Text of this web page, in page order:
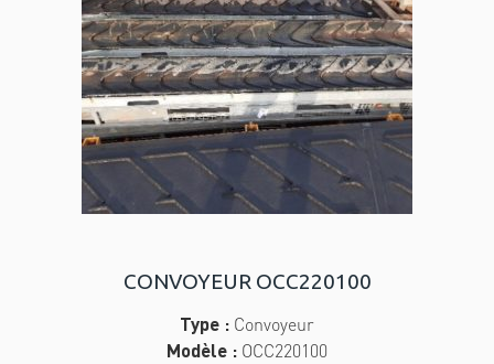
CONVOYEUR OCC220100
Type : Convoyeur
Modèle : OCC220100